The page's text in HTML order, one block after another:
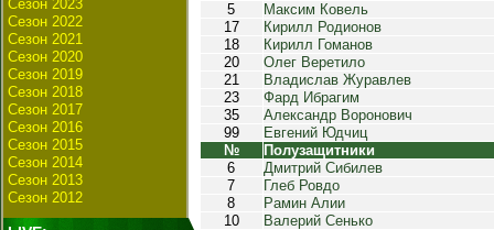
Сезон 2023
Сезон 2022
Сезон 2021
Сезон 2020
Сезон 2019
Сезон 2018
Сезон 2017
Сезон 2016
Сезон 2015
Сезон 2014
Сезон 2013
Сезон 2012
5
Максим Ковель
17
Кирилл Родионов
18
Кирилл Гоманов
20
Олег Веретило
21
Владислав Журавлев
23
Фард Ибрагим
35
Александр Воронович
99
Евгений Юдчиц
№
Полузащитники
6
Дмитрий Сибилев
7
Глеб Ровдо
8
Рамин Алии
10
Валерий Сенько